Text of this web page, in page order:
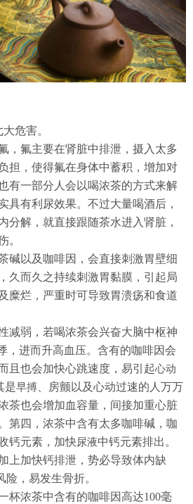
危害。
，氟主要在肾脏中排泄，摄入太多
担，使得氟在身体中蓄积，增加对
有一部分人会以喝浓茶的方式来解
具有利尿效果。不过大量喝酒后，
分解，就直接跟随茶水进入肾脏，
。
碱以及咖啡因，会直接刺激胃壁细
久而久之持续刺激胃黏膜，引起局
糜烂，严重时可导致胃溃疡和食道
减弱，若喝浓茶会兴奋大脑中枢神
，进而升高血压。含有的咖啡因会
且也会加快心跳速度，易引起心动
是早搏 、房颤以及心动过速的人万万
茶也会增加血容量，间接加重心脏
第四，浓茶中含有太多咖啡碱，咖
钙元素，加快尿液中钙元素排出。
上加快钙排泄，势必导致体内缺
险，易发生骨折。
杯浓茶中含有的咖啡因高达100毫